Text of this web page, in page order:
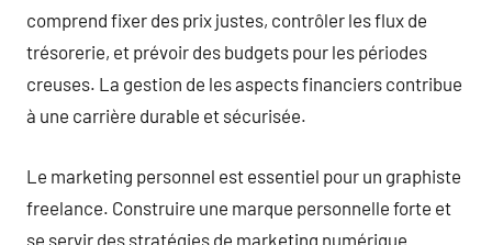
comprend fixer des prix justes, contrôler les flux de
trésorerie, et prévoir des budgets pour les périodes
creuses. La gestion de les aspects financiers contribue
à une carrière durable et sécurisée.
Le marketing personnel est essentiel pour un graphiste
freelance. Construire une marque personnelle forte et
se servir des stratégies de marketing numérique